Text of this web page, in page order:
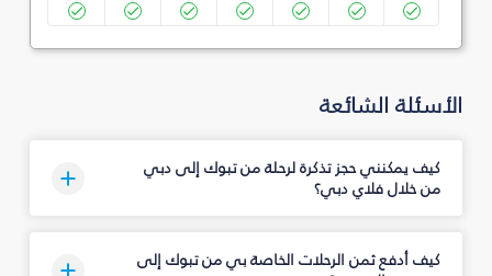
الأسئلة الشائعة
كيف يمكنني حجز تذكرة لرحلة من تبوك‎ إلى دبي
من خلال فلاي دبي؟
كيف أدفع ثمن الرحلات الخاصة بي من تبوك‎ إلى